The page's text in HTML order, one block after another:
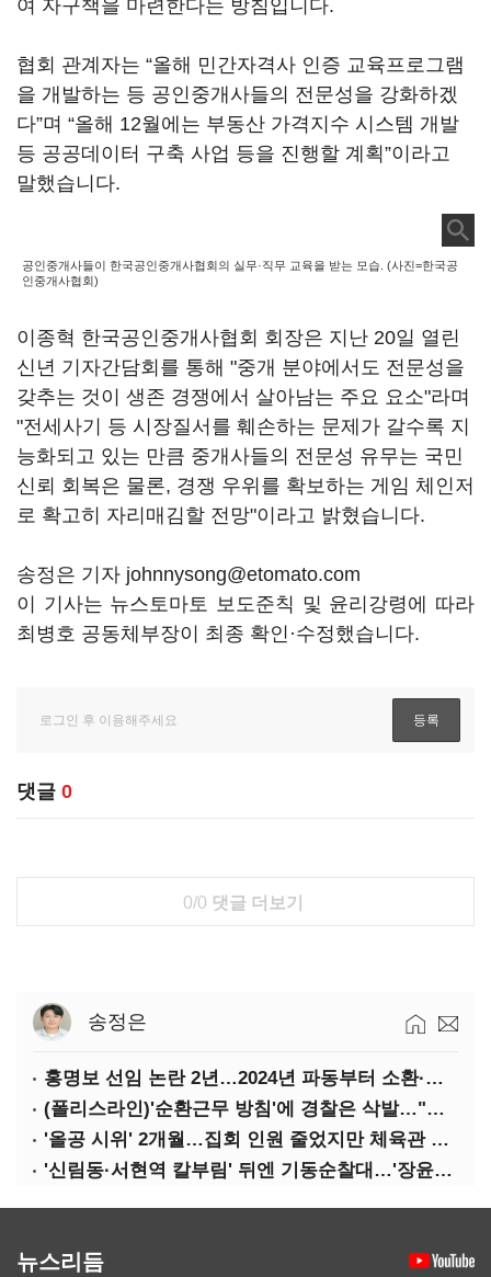
여 자구책을 마련한다는 방침입니다.
협회 관계자는 “올해 민간자격사 인증 교육프로그램
을 개발하는 등 공인중개사들의 전문성을 강화하겠
다”며 “올해 12월에는 부동산 가격지수 시스템 개발
등 공공데이터 구축 사업 등을 진행할 계획”이라고
말했습니다.
공인중개사들이 한국공인중개사협회의 실무·직무 교육을 받는 모습. (사진=한국공
인중개사협회)
이종혁 한국공인중개사협회 회장은 지난 20일 열린
신년 기자간담회를 통해 "중개 분야에서도 전문성을
갖추는 것이 생존 경쟁에서 살아남는 주요 요소"라며
"전세사기 등 시장질서를 훼손하는 문제가 갈수록 지
능화되고 있는 만큼 중개사들의 전문성 유무는 국민
신뢰 회복은 물론, 경쟁 우위를 확보하는 게임 체인저
로 확고히 자리매김할 전망"이라고 밝혔습니다.
송정은 기자 johnnysong@etomato.com
이 기사는 뉴스토마토 보도준칙 및 윤리강령에 따라
최병호 공동체부장이 최종 확인·수정했습니다.
댓글 0
0/0 댓글 더보기
송정은
홍명보 선임 논란 2년…2024년 파동부터 소환·압색까지
(폴리스라인)'순환근무 방침'에 경찰은 삭발…"베테랑·수사력 보강 먼저"
'올공 시위' 2개월…집회 인원 줄었지만 체육관 봉쇄 계속
'신림동·서현역 칼부림' 뒤엔 기동순찰대…'장윤기 은폐·조작' 후엔 내부비리수사대
뉴스리듬